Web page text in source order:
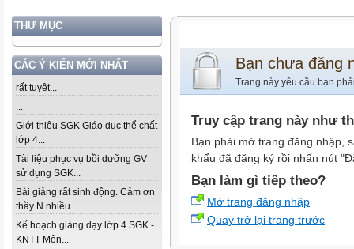
THƯ MỤC
CÁC Ý KIẾN MỚI NHẤT
rất tuyệt...
...
Giới thiệu SGK Giáo dục thể chất
lớp 4...
Tài liệu phục vụ bồi dưỡng GV
sử dụng SGK...
Bài giảng rất sinh động. Cảm ơn
thầy N nhiều...
Kế hoạch giảng dạy lớp 4 SGK -
KNTT Môn...
Bạn chưa đăng
Trang này yêu cầu bạn
Truy cập trang này như
Bạn phải mở trang đăng nhập,
khẩu đã đăng ký rồi nhấn nút
Bạn làm gì tiếp theo?
Mở trang đăng nhập
Quay trở lại trang trước